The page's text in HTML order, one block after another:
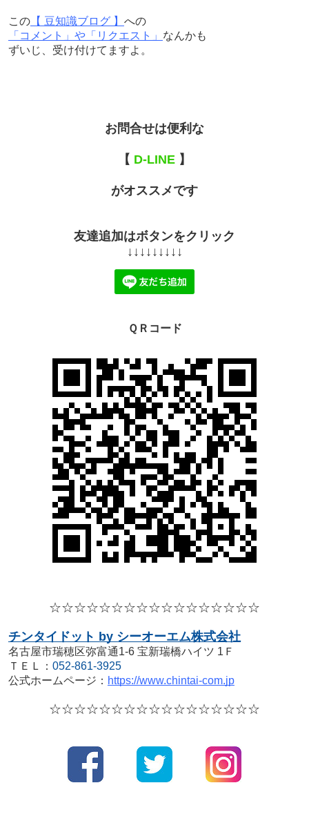
この【 豆知識ブログ 】 への
「コメント」や「リクエスト」 なんかも
ずいじ、受け付けてますよ。
お問合せは便利な
【 D-LINE 】
がオススメです
友達追加はボタンをクリック
↓↓↓↓↓↓↓↓↓
ＱＲコード
☆☆☆☆☆☆☆☆☆☆☆☆☆☆☆☆☆
チンタイドット by シーオーエム株式会社
名古屋市瑞穂区弥富通1-6 宝新瑞橋ハイツ 1Ｆ
ＴＥＬ： 052-861-3925
公式ホームページ： https://www.chintai-com.jp
☆☆☆☆☆☆☆☆☆☆☆☆☆☆☆☆☆